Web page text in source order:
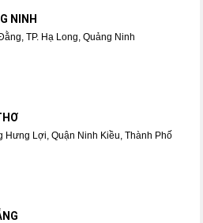
NINH
TP. Hạ Long, Quảng Ninh
Hưng Lợi, Quận Ninh Kiều, Thành Phố